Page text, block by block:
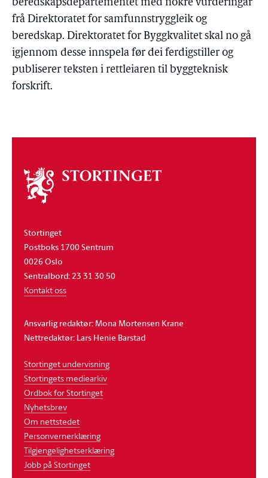
beredskapsdepartementet med nokre vurderingar
frå Direktoratet for samfunnstryggleik og
beredskap. Direktoratet for Byggkvalitet skal no gå
igjennom desse innspela før dei ferdigstiller og
publiserer teksten i rettleiaren til byggteknisk
forskrift.
Om
stortinget
Stortinget
Postboks 1700 Sentrum
0026 Oslo
Sentralbord: 23 31 30 50
Kontakt oss
Ansvarlig redaktør: Mona Mortensen Krane
Nettredaktør: Lars Henie Barstad
Stortinget undervisning
Stortingets mediearkiv
Ordbok for Stortinget
Nyhetsbrev
Om nettstedet
Personvernerklæring
Tilgjengelighetserklæring
Jobb på Stortinget